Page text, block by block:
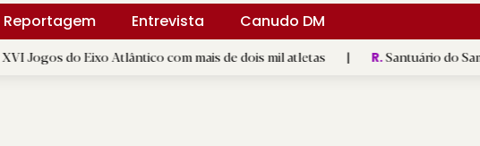
Reportagem Entrevista
Canudo DM
Eixo Atlântico com mais de dois mil atletas | R.Santuário do Sameiro tem